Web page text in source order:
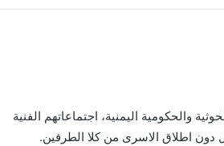
والحكومية اليمنية، اجتماعاتهم الفنية
دون اطلاق الاسرى من كلا الطرفين.